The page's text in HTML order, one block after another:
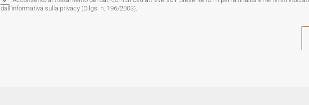
dall'informativa sulla privacy (D.lgs. n. 196/2003).